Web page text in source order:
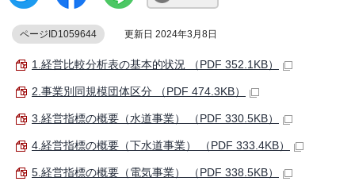
ページID1059644 更新日 2024年3月8日
1.経営比較分析表の基本的状況 （PDF 352.1KB）
2.事業別同規模団体区分 （PDF 474.3KB）
3.経営指標の概要（水道事業） （PDF 330.5KB）
4.経営指標の概要（下水道事業） （PDF 333.4KB）
5.経営指標の概要（電気事業） （PDF 338.5KB）